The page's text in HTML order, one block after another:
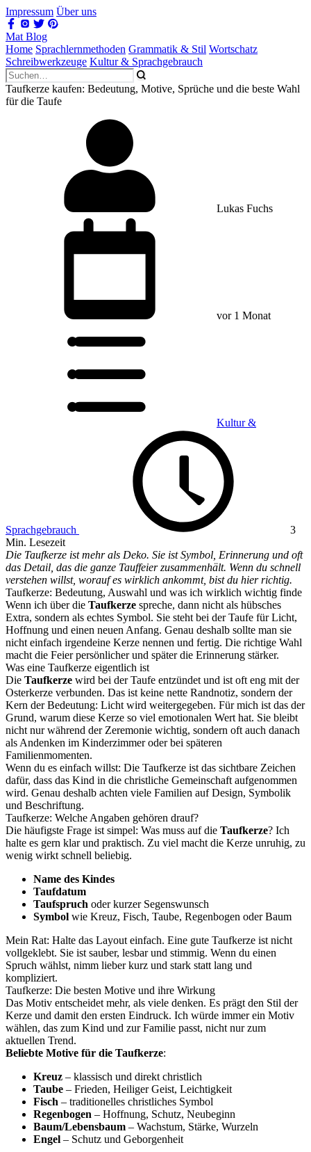
Impressum Über uns
Mat Blog
Home Sprachlernmethoden Grammatik & Stil Wortschatz
Schreibwerkzeuge Kultur & Sprachgebrauch
Taufkerze kaufen: Bedeutung, Motive, Sprüche und die beste Wahl
für die Taufe
Lukas Fuchs
vor 1 Monat
Kultur &
Sprachgebrauch
3
Min. Lesezeit
Die Taufkerze ist mehr als Deko. Sie ist Symbol, Erinnerung und oft
das Detail, das die ganze Tauffeier zusammenhält. Wenn du schnell
verstehen willst, worauf es wirklich ankommt, bist du hier richtig.
Taufkerze: Bedeutung, Auswahl und was ich wirklich wichtig finde
Wenn ich über die Taufkerze spreche, dann nicht als hübsches
Extra, sondern als echtes Symbol. Sie steht bei der Taufe für Licht,
Hoffnung und einen neuen Anfang. Genau deshalb sollte man sie
nicht einfach irgendeine Kerze nennen und fertig. Die richtige Wahl
macht die Feier persönlicher und später die Erinnerung stärker.
Was eine Taufkerze eigentlich ist
Die Taufkerze wird bei der Taufe entzündet und ist oft eng mit der
Osterkerze verbunden. Das ist keine nette Randnotiz, sondern der
Kern der Bedeutung: Licht wird weitergegeben. Für mich ist das der
Grund, warum diese Kerze so viel emotionalen Wert hat. Sie bleibt
nicht nur während der Zeremonie wichtig, sondern oft auch danach
als Andenken im Kinderzimmer oder bei späteren
Familienmomenten.
Wenn du es einfach willst: Die Taufkerze ist das sichtbare Zeichen
dafür, dass das Kind in die christliche Gemeinschaft aufgenommen
wird. Genau deshalb achten viele Familien auf Design, Symbolik
und Beschriftung.
Taufkerze: Welche Angaben gehören drauf?
Die häufigste Frage ist simpel: Was muss auf die Taufkerze? Ich
halte es gern klar und praktisch. Zu viel macht die Kerze unruhig, zu
wenig wirkt schnell beliebig.
Name des Kindes
Taufdatum
Taufspruch oder kurzer Segenswunsch
Symbol wie Kreuz, Fisch, Taube, Regenbogen oder Baum
Mein Rat: Halte das Layout einfach. Eine gute Taufkerze ist nicht
vollgeklebt. Sie ist sauber, lesbar und stimmig. Wenn du einen
Spruch wählst, nimm lieber kurz und stark statt lang und
kompliziert.
Taufkerze: Die besten Motive und ihre Wirkung
Das Motiv entscheidet mehr, als viele denken. Es prägt den Stil der
Kerze und damit den ersten Eindruck. Ich würde immer ein Motiv
wählen, das zum Kind und zur Familie passt, nicht nur zum
aktuellen Trend.
Beliebte Motive für die Taufkerze:
Kreuz – klassisch und direkt christlich
Taube – Frieden, Heiliger Geist, Leichtigkeit
Fisch – traditionelles christliches Symbol
Regenbogen – Hoffnung, Schutz, Neubeginn
Baum/Lebensbaum – Wachstum, Stärke, Wurzeln
Engel – Schutz und Geborgenheit